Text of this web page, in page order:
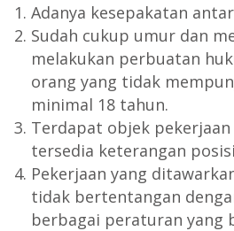
Adanya kesepakatan
Sudah cukup umur dan
melakukan perbuatan
orang yang tidak
minimal 18 tahun.
Terdapat objek
tersedia keterangan
Pekerjaan yang
tidak bertentangan
berbagai peraturan yang